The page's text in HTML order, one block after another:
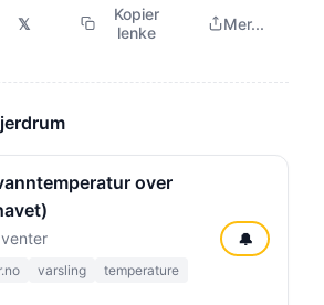
𝕏
Kopier
lenke
Mer...
over
varsling
temperature
🔔